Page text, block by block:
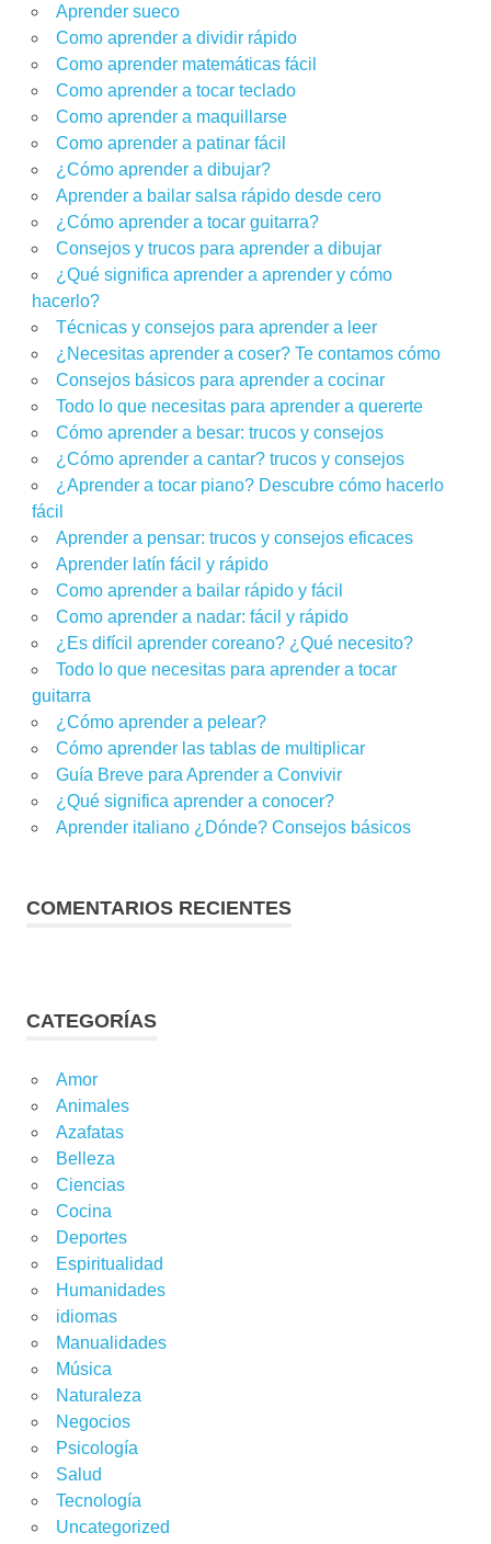
Aprender sueco
Como aprender a dividir rápido
Como aprender matemáticas fácil
Como aprender a tocar teclado
Como aprender a maquillarse
Como aprender a patinar fácil
¿Cómo aprender a dibujar?
Aprender a bailar salsa rápido desde cero
¿Cómo aprender a tocar guitarra?
Consejos y trucos para aprender a dibujar
¿Qué significa aprender a aprender y cómo
hacerlo?
Técnicas y consejos para aprender a leer
¿Necesitas aprender a coser? Te contamos cómo
Consejos básicos para aprender a cocinar
Todo lo que necesitas para aprender a quererte
Cómo aprender a besar: trucos y consejos
¿Cómo aprender a cantar? trucos y consejos
¿Aprender a tocar piano? Descubre cómo hacerlo
fácil
Aprender a pensar: trucos y consejos eficaces
Aprender latín fácil y rápido
Como aprender a bailar rápido y fácil
Como aprender a nadar: fácil y rápido
¿Es difícil aprender coreano? ¿Qué necesito?
Todo lo que necesitas para aprender a tocar
guitarra
¿Cómo aprender a pelear?
Cómo aprender las tablas de multiplicar
Guía Breve para Aprender a Convivir
¿Qué significa aprender a conocer?
Aprender italiano ¿Dónde? Consejos básicos
COMENTARIOS RECIENTES
CATEGORÍAS
Amor
Animales
Azafatas
Belleza
Ciencias
Cocina
Deportes
Espiritualidad
Humanidades
idiomas
Manualidades
Música
Naturaleza
Negocios
Psicología
Salud
Tecnología
Uncategorized